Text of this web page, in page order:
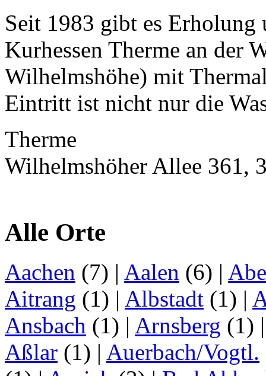
Seit 1983 gibt es Erholung
Kurhessen Therme an der
Wilhelmshöhe) mit
Eintritt ist nicht nur die
Therme
Wilhelmshöher Allee 361,
Alle Orte
Aachen (7) | Aalen (6) |
Aitrang (1) | Albstadt (1) |
Ansbach (1) | Arnsberg (1)
Aßlar (1) | Auerbach/Vogtl.